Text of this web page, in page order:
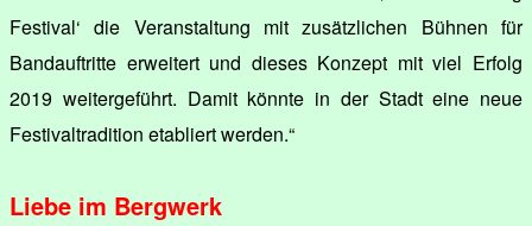
Festival‘ die Veranstaltung mit zusätzlichen Bühnen für
Bandauftritte erweitert und dieses Konzept mit viel Erfolg
2019 weitergeführt. Damit könnte in der Stadt eine neue
Festivaltradition etabliert werden.“
Liebe im Bergwerk